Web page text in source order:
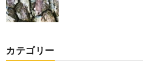
カテゴリー